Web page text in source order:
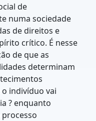
de
numa sociedade
de direitos e
crítico. É nesse
de que as
determinam
indivíduo vai
? enquanto